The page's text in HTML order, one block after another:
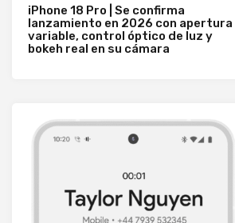
iPhone 18 Pro | Se confirma
lanzamiento en 2026 con apertura
variable, control óptico de luz y
bokeh real en su cámara